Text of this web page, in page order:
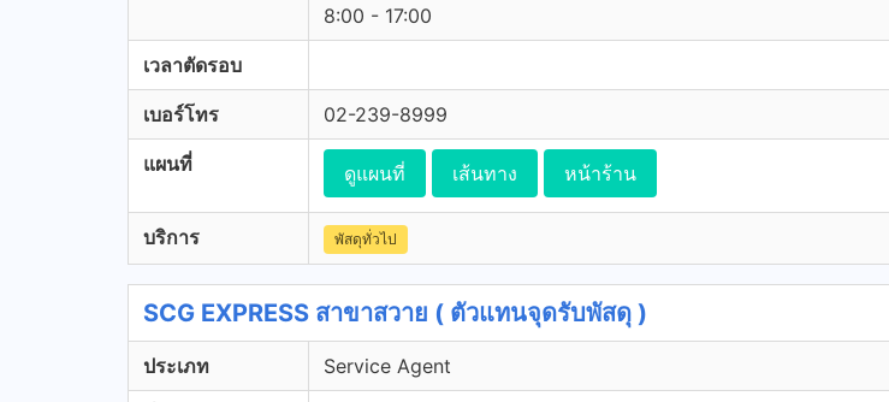
8:00 - 17:00
เวลาตัดรอบ
เบอร์โทร 02-239-8999
แผนที่ ดูแผนที่ เส้นทาง หน้าร้าน
บริการ พัสดุทั่วไป
SCG EXPRESS สาขาสวาย ( ตัวแทนจุดรับพัสดุ )
ประเภท Service Agent